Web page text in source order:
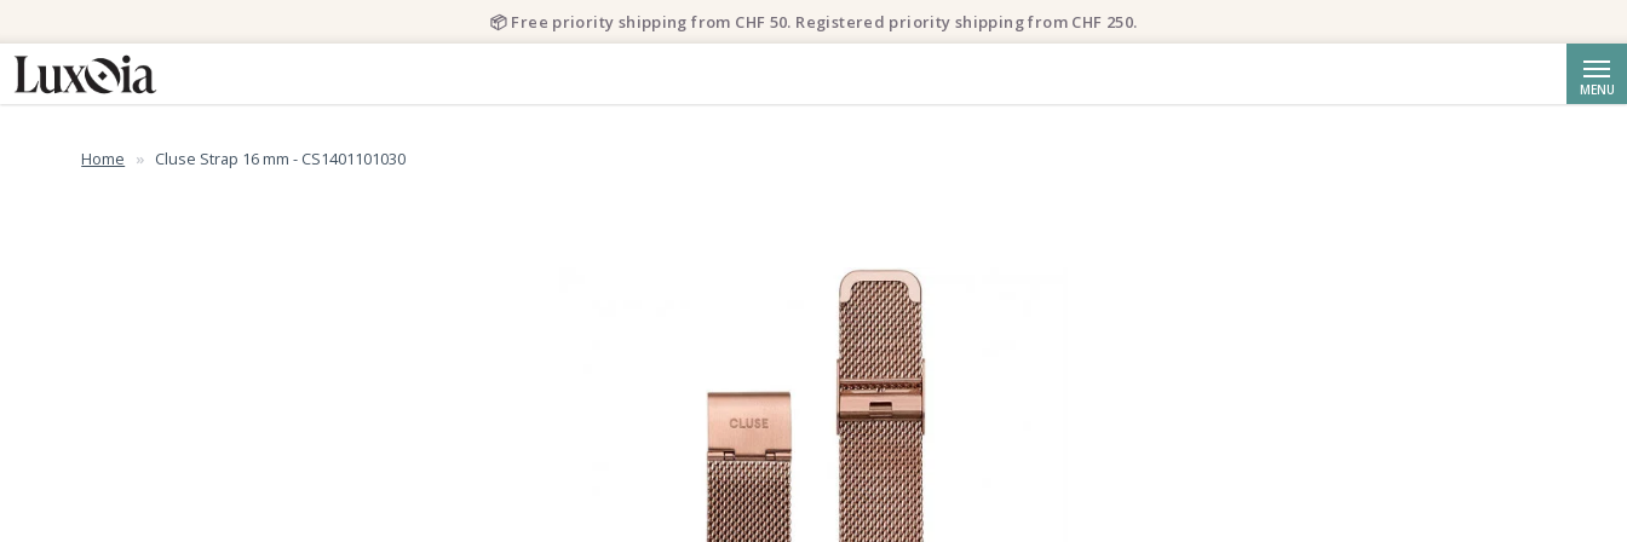
MENU
Home Cluse Strap 16 mm - CS1401101030
📦 Free priority shipping from CHF 50. Registered priority shipping from CHF 250.